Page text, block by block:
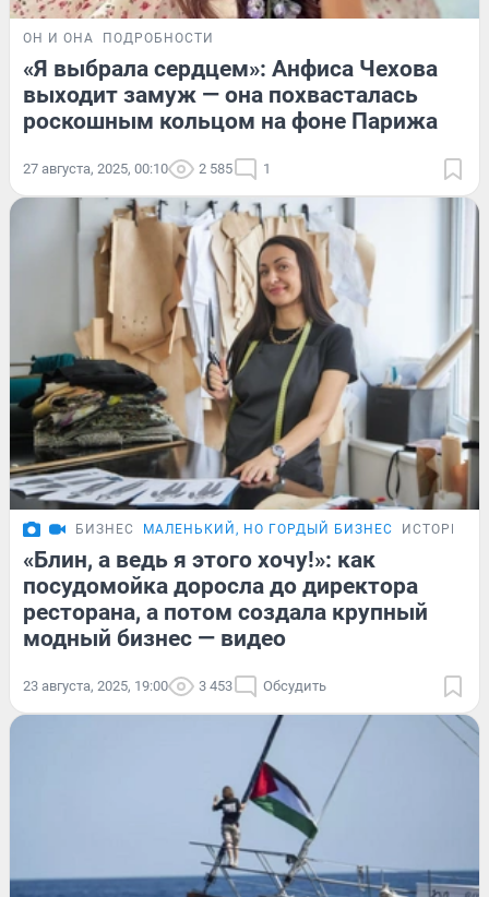
ОН И ОНА ПОДРОБНОСТИ
«Я выбрала сердцем»: Анфиса Чехова
выходит замуж — она похвасталась
роскошным кольцом на фоне Парижа
27 августа, 2025, 00:10 2 585 1
БИЗНЕС МАЛЕНЬКИЙ, НО ГОРДЫЙ БИЗНЕС ИСТОРИИ
«Блин, а ведь я этого хочу!»: как
посудомойка доросла до директора
ресторана, а потом создала крупный
модный бизнес — видео
23 августа, 2025, 19:00 3 453 Обсудить